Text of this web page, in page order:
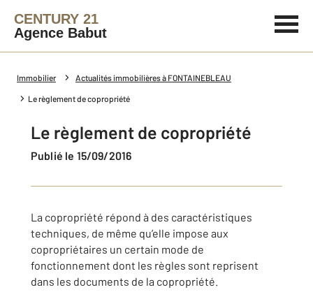
CENTURY 21
Agence Babut
Immobilier Actualités immobilières à FONTAINEBLEAU
Le règlement de copropriété
Le règlement de copropriété
Publié le 15/09/2016
La copropriété répond à des caractéristiques
techniques, de même qu’elle impose aux
copropriétaires un certain mode de
fonctionnement dont les règles sont reprisent
dans les documents de la copropriété.